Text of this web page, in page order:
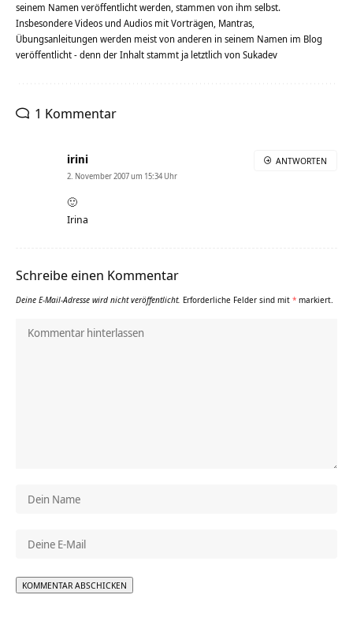
seinem Namen veröffentlicht werden, stammen von ihm selbst.
Insbesondere Videos und Audios mit Vorträgen, Mantras,
Übungsanleitungen werden meist von anderen in seinem Namen im Blog
veröffentlicht - denn der Inhalt stammt ja letztlich von Sukadev
1 Kommentar
irini
2. November 2007 um 15:34 Uhr
🙂
Irina
ANTWORTEN
Schreibe einen Kommentar
Deine E-Mail-Adresse wird nicht veröffentlicht. Erforderliche Felder sind mit * markiert.